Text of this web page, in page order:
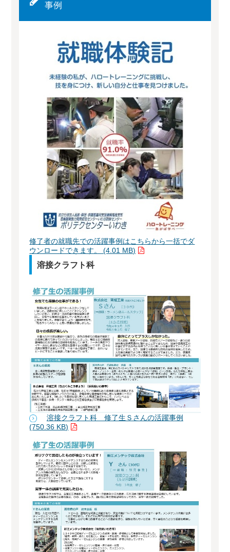
事例
修了者の就職先での活躍事例はこちらから一括でダ
ウンロードできます。 (4.01 MB)
溶接クラフト科
溶接クラフト科 修了生Ｓさんの活躍事例
(750.36 KB)